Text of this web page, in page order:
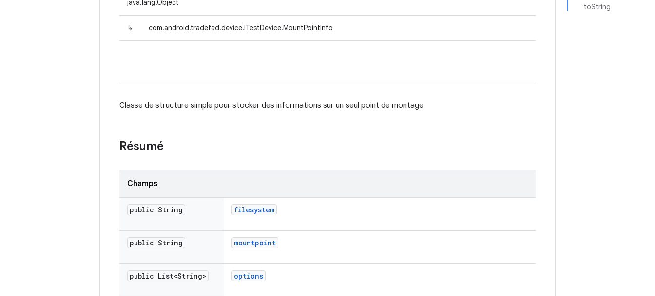
toString
java.lang.Object
↳ com.android.tradefed.device.ITestDevice.MountPointInfo
Classe de structure simple pour stocker des informations sur un seul point de montage
Résumé
Champs
public String filesystem
public String mountpoint
public List<String> options